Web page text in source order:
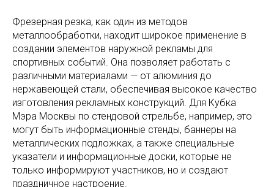
Фрезерная резка, как один из методов
металлообработки, находит широкое применение в
создании элементов наружной рекламы для
спортивных событий. Она позволяет работать с
различными материалами — от алюминия до
нержавеющей стали, обеспечивая высокое качество
изготовления рекламных конструкций. Для Кубка
Мэра Москвы по стендовой стрельбе, например, это
могут быть информационные стенды, баннеры на
металлических подложках, а также специальные
указатели и информационные доски, которые не
только информируют участников, но и создают
праздничное настроение.